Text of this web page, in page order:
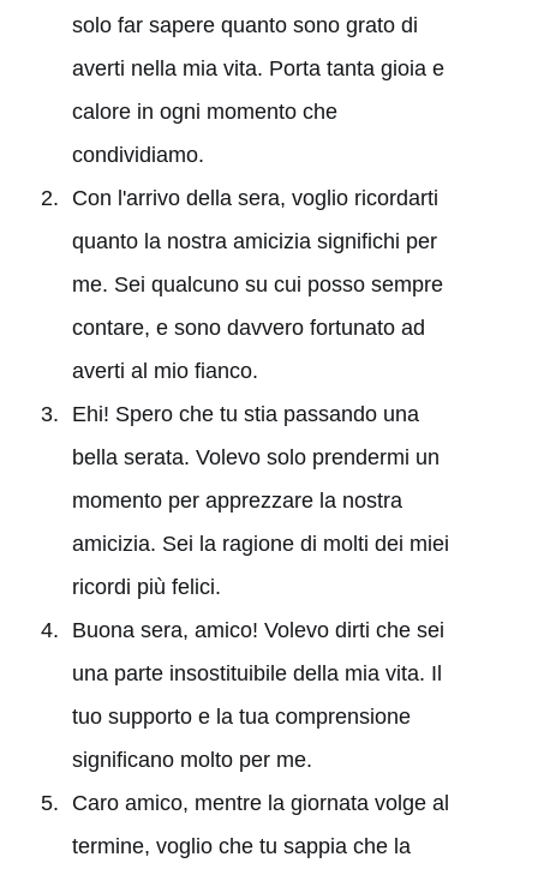
solo far sapere quanto sono grato di
averti nella mia vita. Porta tanta gioia e
calore in ogni momento che
condividiamo.
Con l'arrivo della sera, voglio ricordarti
quanto la nostra amicizia significhi per
me. Sei qualcuno su cui posso sempre
contare, e sono davvero fortunato ad
averti al mio fianco.
Ehi! Spero che tu stia passando una
bella serata. Volevo solo prendermi un
momento per apprezzare la nostra
amicizia. Sei la ragione di molti dei miei
ricordi più felici.
Buona sera, amico! Volevo dirti che sei
una parte insostituibile della mia vita. Il
tuo supporto e la tua comprensione
significano molto per me.
Caro amico, mentre la giornata volge al
termine, voglio che tu sappia che la